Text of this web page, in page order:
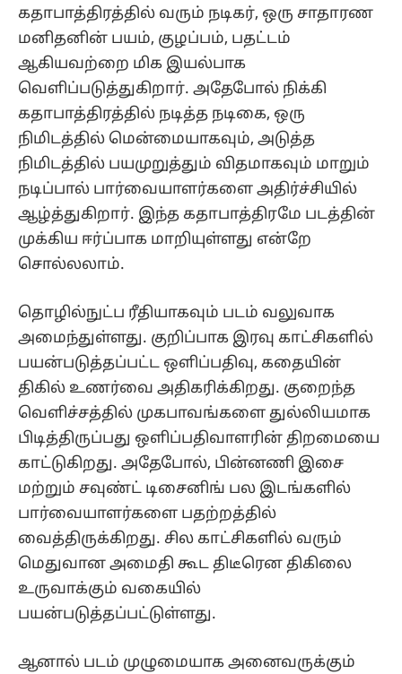
கதாபாத்திரத்தில் வரும் நடிகர், ஒரு சாதாரண
மனிதனின் பயம், குழப்பம், பதட்டம்
ஆகியவற்றை மிக இயல்பாக
வெளிப்படுத்துகிறார். அதேபோல் நிக்கி
கதாபாத்திரத்தில் நடித்த நடிகை, ஒரு
நிமிடத்தில் மென்மையாகவும், அடுத்த
நிமிடத்தில் பயமுறுத்தும் விதமாகவும் மாறும்
நடிப்பால் பார்வையாளர்களை அதிர்ச்சியில்
ஆழ்த்துகிறார். இந்த கதாபாத்திரமே படத்தின்
முக்கிய ஈர்ப்பாக மாறியுள்ளது என்றே
சொல்லலாம்.
தொழில்நுட்ப ரீதியாகவும் படம் வலுவாக
அமைந்துள்ளது. குறிப்பாக இரவு காட்சிகளில்
பயன்படுத்தப்பட்ட ஒளிப்பதிவு, கதையின்
திகில் உணர்வை அதிகரிக்கிறது. குறைந்த
வெளிச்சத்தில் முகபாவங்களை துல்லியமாக
பிடித்திருப்பது ஒளிப்பதிவாளரின் திறமையை
காட்டுகிறது. அதேபோல், பின்னணி இசை
மற்றும் சவுண்ட் டிசைனிங் பல இடங்களில்
பார்வையாளர்களை பதற்றத்தில்
வைத்திருக்கிறது. சில காட்சிகளில் வரும்
மெதுவான அமைதி கூட திடீரென திகிலை
உருவாக்கும் வகையில்
பயன்படுத்தப்பட்டுள்ளது.
ஆனால் படம் முழுமையாக அனைவருக்கும்